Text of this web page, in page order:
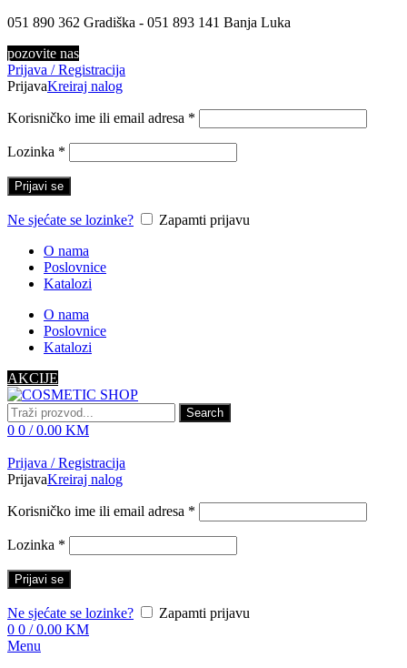
051 890 362 Gradiška - 051 893 141 Banja Luka
pozovite nas
Prijava / Registracija
PrijavaKreiraj nalog
Korisničko ime ili email adresa *
Lozinka *
Prijavi se
Ne sjećate se lozinke?
Zapamti prijavu
O nama
Poslovnice
Katalozi
O nama
Poslovnice
Katalozi
AKCIJE
Search
0 0 / 0.00 KM
Prijava / Registracija
PrijavaKreiraj nalog
Korisničko ime ili email adresa *
Lozinka *
Prijavi se
Ne sjećate se lozinke?
Zapamti prijavu
0 0 / 0.00 KM
Menu